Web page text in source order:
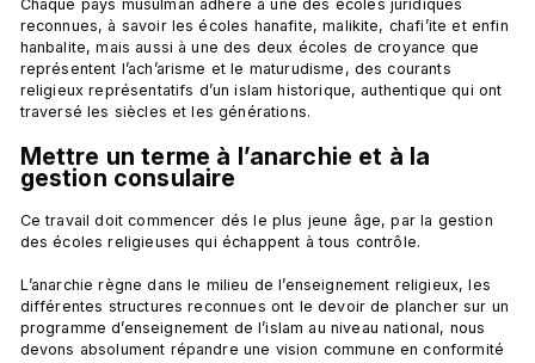
Chaque pays musulman adhère à une des écoles juridiques
reconnues, à savoir les écoles hanafite, malikite, chafi’ite et enfin
hanbalite, mais aussi à une des deux écoles de croyance que
représentent l’ach’arisme et le maturudisme, des courants
religieux représentatifs d’un islam historique, authentique qui ont
Mettre un terme à l’anarchie et à la
gestion consulaire
Ce travail doit commencer dés le plus jeune âge, par la gestion
des écoles religieuses qui échappent à tous contrôle.
L’anarchie règne dans le milieu de l’enseignement religieux, les
différentes structures reconnues ont le devoir de plancher sur un
programme d’enseignement de l’islam au niveau national, nous
devons absolument répandre une vision commune en conformité